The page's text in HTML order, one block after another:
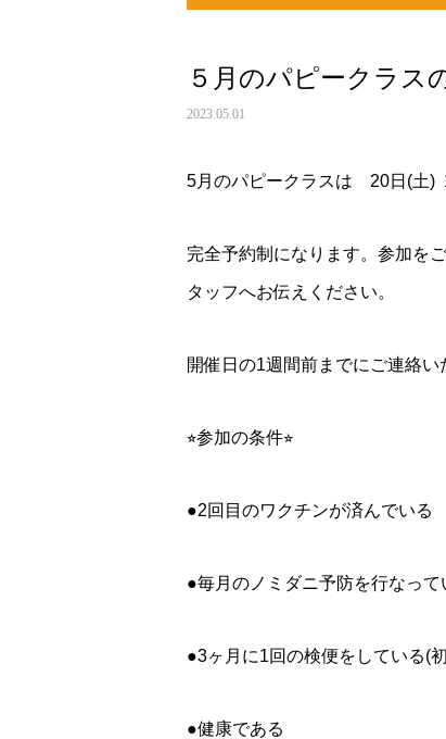
５月のパピークラス
2023.05.01
5月のパピークラスは 20日(土
完全予約制になります。参加を
タッフへお伝えください。
開催日の1週間前までにご連絡い
⭐︎参加の条件⭐︎
●2回目のワクチンが済んでいる
●毎月のノミダニ予防を行なって
●3ヶ月に1回の検便をしている(
●健康である